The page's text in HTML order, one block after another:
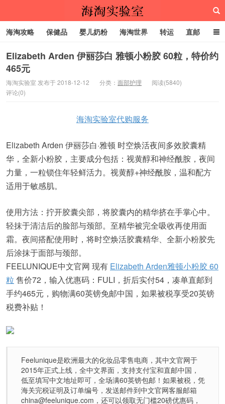
海淘实验室
海淘攻略 保健品 婴儿奶粉 海淘世界 转运 直邮
代购服务
Elizabeth Arden 伊丽莎白 雅顿小粉胶 60粒，特价约
465元
海淘实验室 发布于 2018-12-12 分类： 面部护理
阅读(5840)
评论(0)
海淘实验室代购服务
Elizabeth Arden 伊丽莎白·雅顿 时空焕活夜间多效胶囊精
华，全新小粉胶，主要成分包括：视黄醇和神经酰胺，夜间
力量，一粒锁住年轻鲜活力。视黄醇+神经酰胺，温和配方
适用于敏感肌。
使用方法：拧开胶囊尖部，将胶囊内的精华挤在手掌心中。
轻抹于清洁后的脸部与颈部。至精华被完全吸收再使用面
霜。夜间搭配使用时，将时空焕活胶囊精华、全新小粉胶先
后涂抹于面部与颈部。
FEELUNIQUE中文官网 现有 Elizabeth Arden雅顿小粉胶 60
粒 售价72，输入优惠码：FULI，折后实付54，凑单直邮到
手约465元，购物满60英镑免邮中国，如果被税享受20英镑
税费补贴！
Feelunique是欧洲最大的化妆品零售电商，其中文官网于
2015年正式上线，全中文界面，支持支付宝和直邮中国，
低至填写中文地址即可，全场满60英镑包邮！如果被税，凭
海关完税证明及订单编号，发送邮件到中文官网客服邮箱
china@feelunique.com，还可以领取无门槛20磅优惠码，